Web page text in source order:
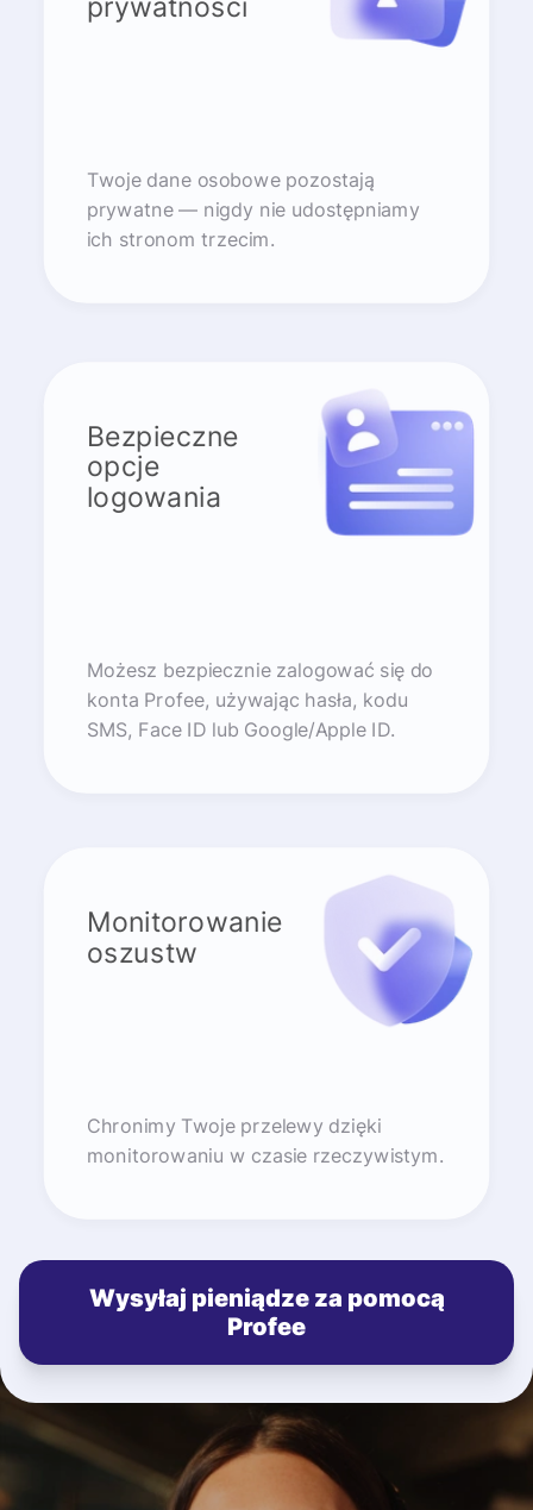
prywatności
Twoje dane osobowe pozostają
prywatne — nigdy nie udostępniamy
ich stronom trzecim.
Bezpieczne
opcje
logowania
Możesz bezpiecznie zalogować się do
konta Profee, używając hasła, kodu
SMS, Face ID lub Google/Apple ID.
Monitorowanie
oszustw
Chronimy Twoje przelewy dzięki
monitorowaniu w czasie rzeczywistym.
Wysyłaj pieniądze za pomocą
Profee